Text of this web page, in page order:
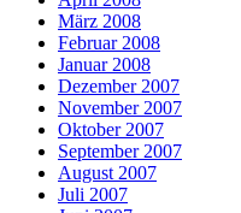
März 2008
Februar 2008
Januar 2008
Dezember 2007
November 2007
Oktober 2007
September 2007
August 2007
Juli 2007